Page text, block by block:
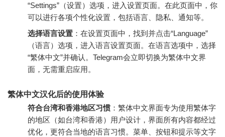
“Settings”（设置）选项，进入设置页面。在此页面中，你
可以进行各项个性化设置，包括语言、隐私、通知等。
选择语言设置 ：在设置页面中，找到并点击“Language”
（语言）选项，进入语言设置页面。在语言选项中，选择
“繁体中文”并确认。Telegram会立即切换为繁体中文界
面，无需重启应用。
繁体中文汉化后的使用体验
符合台湾和香港地区习惯 ：繁体中文界面专为使用繁体字
的地区（如台湾和香港）用户设计，界面所有内容都经过
优化，更符合当地的语言习惯。菜单、按钮和提示等文字